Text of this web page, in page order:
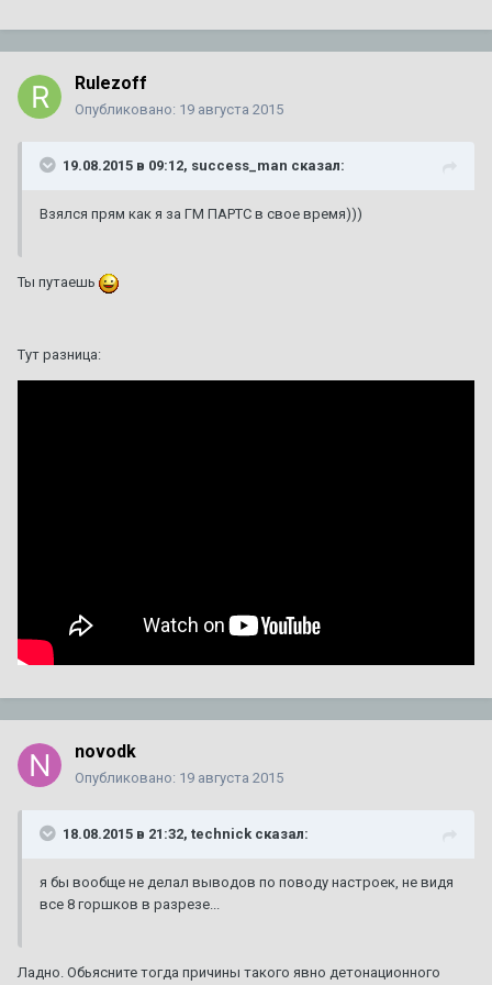
Rulezoff
Опубликовано: 19 августа 2015
19.08.2015 в 09:12, success_man сказал:
Взялся прям как я за ГМ ПАРТС в свое время)))
Ты путаешь
Тут разница:
novodk
Опубликовано: 19 августа 2015
18.08.2015 в 21:32, technick сказал:
я бы вообще не делал выводов по поводу настроек, не видя
все 8 горшков в разрезе...
Ладно. Обьясните тогда причины такого явно детонационного